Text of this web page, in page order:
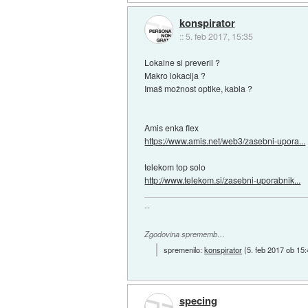
konspirator
:: 5. feb 2017, 15:35
Lokalne si preveril ?
Makro lokacija ?
Imaš možnost optike, kabla ?
Amis enka flex
https://www.amis.net/web3/zasebni-upora...
telekom top solo
http://www.telekom.si/zasebni-uporabnik...
--
Zgodovina sprememb…
spremenilo:konspirator(5. feb 2017 ob
specing